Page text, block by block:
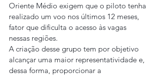
Oriente Médio exigem que o piloto tenha
realizado um voo nos últimos 12 meses,
fator que dificulta o acesso às vagas
nessas regiões.
A criação desse grupo tem por objetivo
alcançar uma maior representatividade e,
dessa forma, proporcionar a